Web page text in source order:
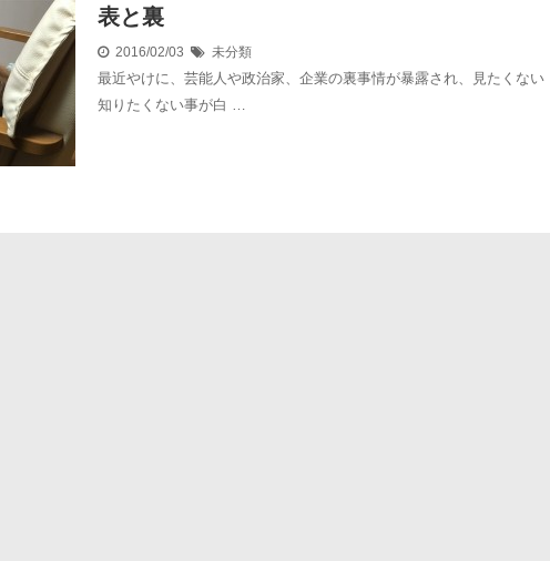
表と裏
2016/02/03 未分類
最近やけに、芸能人や政治家、企業の裏事情が暴露され、見たくない
知りたくない事が白 …